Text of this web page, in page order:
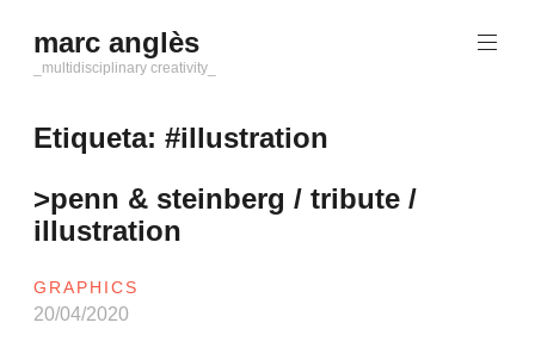
al
contenido
marc anglès
_multidisciplinary creativity_
Etiqueta:#illustration
>penn & steinberg / tribute /
illustration
GRAPHICS
20/04/2020